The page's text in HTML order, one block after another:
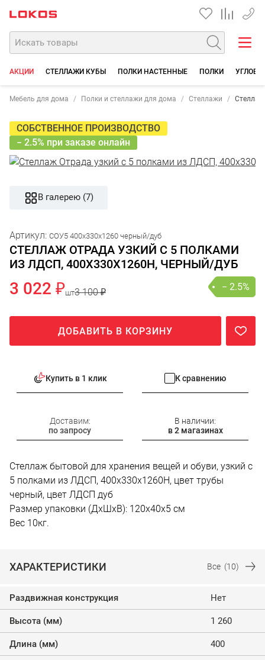
+7
АКЦИИ СТЕЛЛАЖИ КУБЫ ПОЛКИ НАСТЕННЫЕ ПОЛКИ
Мебель для дома Полки и стеллажи для дома Стеллажи
СОБСТВЕННОЕ ПРОИЗВОДСТВО
− 2.5% при заказе онлайн
В галерею (7)
Артикул: СОУ5 400х330х1260 черный/дуб
СТЕЛЛАЖ ОТРАДА УЗКИЙ С 5 ПОЛКАМИ
ИЗ ЛДСП, 400Х330Х1260Н, ЧЕРНЫЙ/ДУБ
3 022 ₽шт3 100 ₽ − 2.5%
ДОБАВИТЬ В КОРЗИНУ
Купить в 1 клик К сравнению
Доставим:
по запросу
В наличии:
в 2 магазинах
Стеллаж бытовой для хранения вещей и обуви, узкий с
5 полками из ЛДСП, 400х330х1260Н, цвет трубы
черный, цвет ЛДСП дуб
Размер упаковки (ДхШхВ): 120х40х5 см
Вес 10кг.
ХАРАКТЕРИСТИКИ Все (10)
Раздвижная конструкция Нет
Высота (мм) 1 260
Длина (мм) 400